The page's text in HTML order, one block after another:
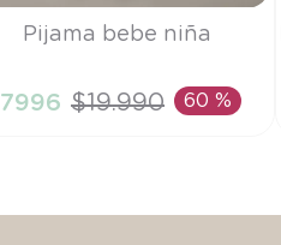
AÑADIR AL CARRITO
Pijama bebe niña
7996 $19.990 60 %